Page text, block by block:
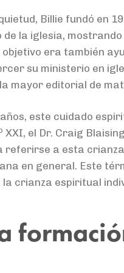
Billie fundó en
la iglesia,
objetivo era también
su ministerio en
mayor editorial de
este cuidado
XXI, el Dr. Craig
referirse a esta
en general. Este
crianza espiritual